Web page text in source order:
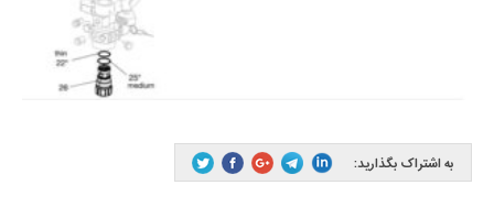
به اشتراک بگذارید: